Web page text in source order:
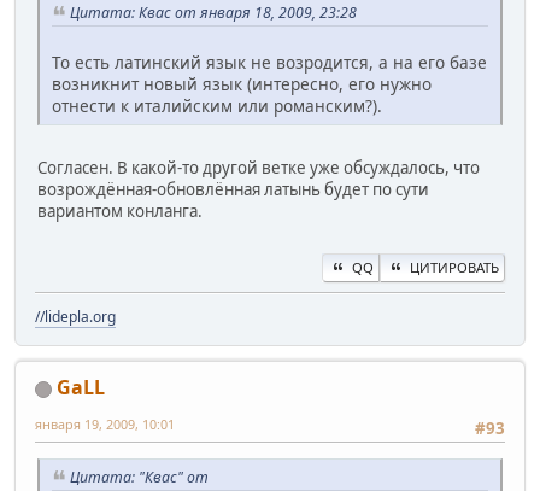
Цитата: Квас от января 18, 2009, 23:28
То есть латинский язык не возродится, а на его базе
возникнит новый язык (интересно, его нужно
отнести к италийским или романским?).
Согласен. В какой-то другой ветке уже обсуждалось, что
возрождённая-обновлённая латынь будет по сути
вариантом конланга.
QQ ЦИТИРОВАТЬ
//lidepla.org
GaLL
#93
января 19, 2009, 10:01
Цитата: "Квас" от